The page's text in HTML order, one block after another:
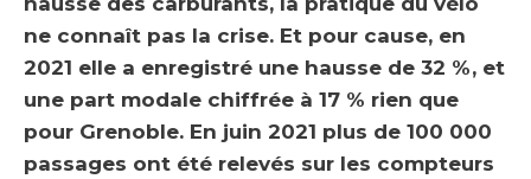
ne connaît pas la crise. Et pour cause, en
2021 elle a enregistré une hausse de 32 %, et
une part modale chiffrée à 17 % rien que
pour Grenoble. En juin 2021 plus de 100 000
passages ont été relevés sur les compteurs